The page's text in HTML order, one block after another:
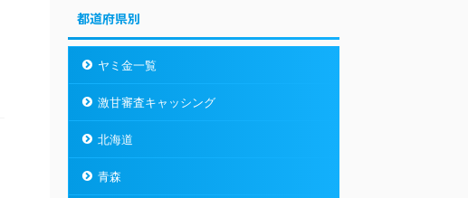
都道府県別
ヤミ金一覧
激甘審査キャッシング
北海道
青森